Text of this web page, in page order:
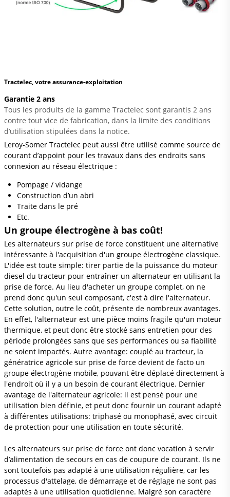
Tractelec, votre assurance-exploitation
Garantie 2 ans
Tous les produits de la gamme Tractelec sont garantis 2 ans
contre tout vice de fabrication, dans la limite des conditions
d’utilisation stipulées dans la notice.
Leroy-Somer Tractelec peut aussi être utilisé comme source de
courant d’appoint pour les travaux dans des endroits sans
connexion au réseau électrique :
Pompage / vidange
Construction d’un abri
Traite dans le pré
Etc.
Un groupe électrogène à bas coût!
Les alternateurs sur prise de force constituent une alternative
intéressante à l'acquisition d'un groupe électrogène classique.
L'idée est toute simple: tirer partie de la puissance du moteur
diesel du tracteur pour entraîner un alternateur en utilisant la
prise de force. Au lieu d'acheter un groupe complet, on ne
prend donc qu'un seul composant, c'est à dire l'alternateur.
Cette solution, outre le coût, présente de nombreux avantages.
En effet, l'alternateur est une pièce moins fragile qu'un moteur
thermique, et peut donc être stocké sans entretien pour des
période prolongées sans que ses performances ou sa fiabilité
ne soient impactés. Autre avantage: couplé au tracteur, la
génératrice agricole sur prise de force devient de facto un
groupe électrogène mobile, pouvant être déplacé directement à
l'endroit où il y a un besoin de courant électrique. Dernier
avantage de l'alternateur agricole: il est pensé pour une
utilisation bien définie, et peut donc fournir un courant adapté
à différentes utilisations: triphasé ou monophasé, avec circuit
de protection pour une utilisation en toute sécurité.
Les alternateurs sur prise de force ont donc vocation à servir
d’alimentation de secours en cas de coupure de courant. Ils ne
sont toutefois pas adapté à une utilisation régulière, car les
processus d'attelage, de démarrage et de réglage ne sont pas
adaptés à une utilisation quotidienne. Malgré son caractère